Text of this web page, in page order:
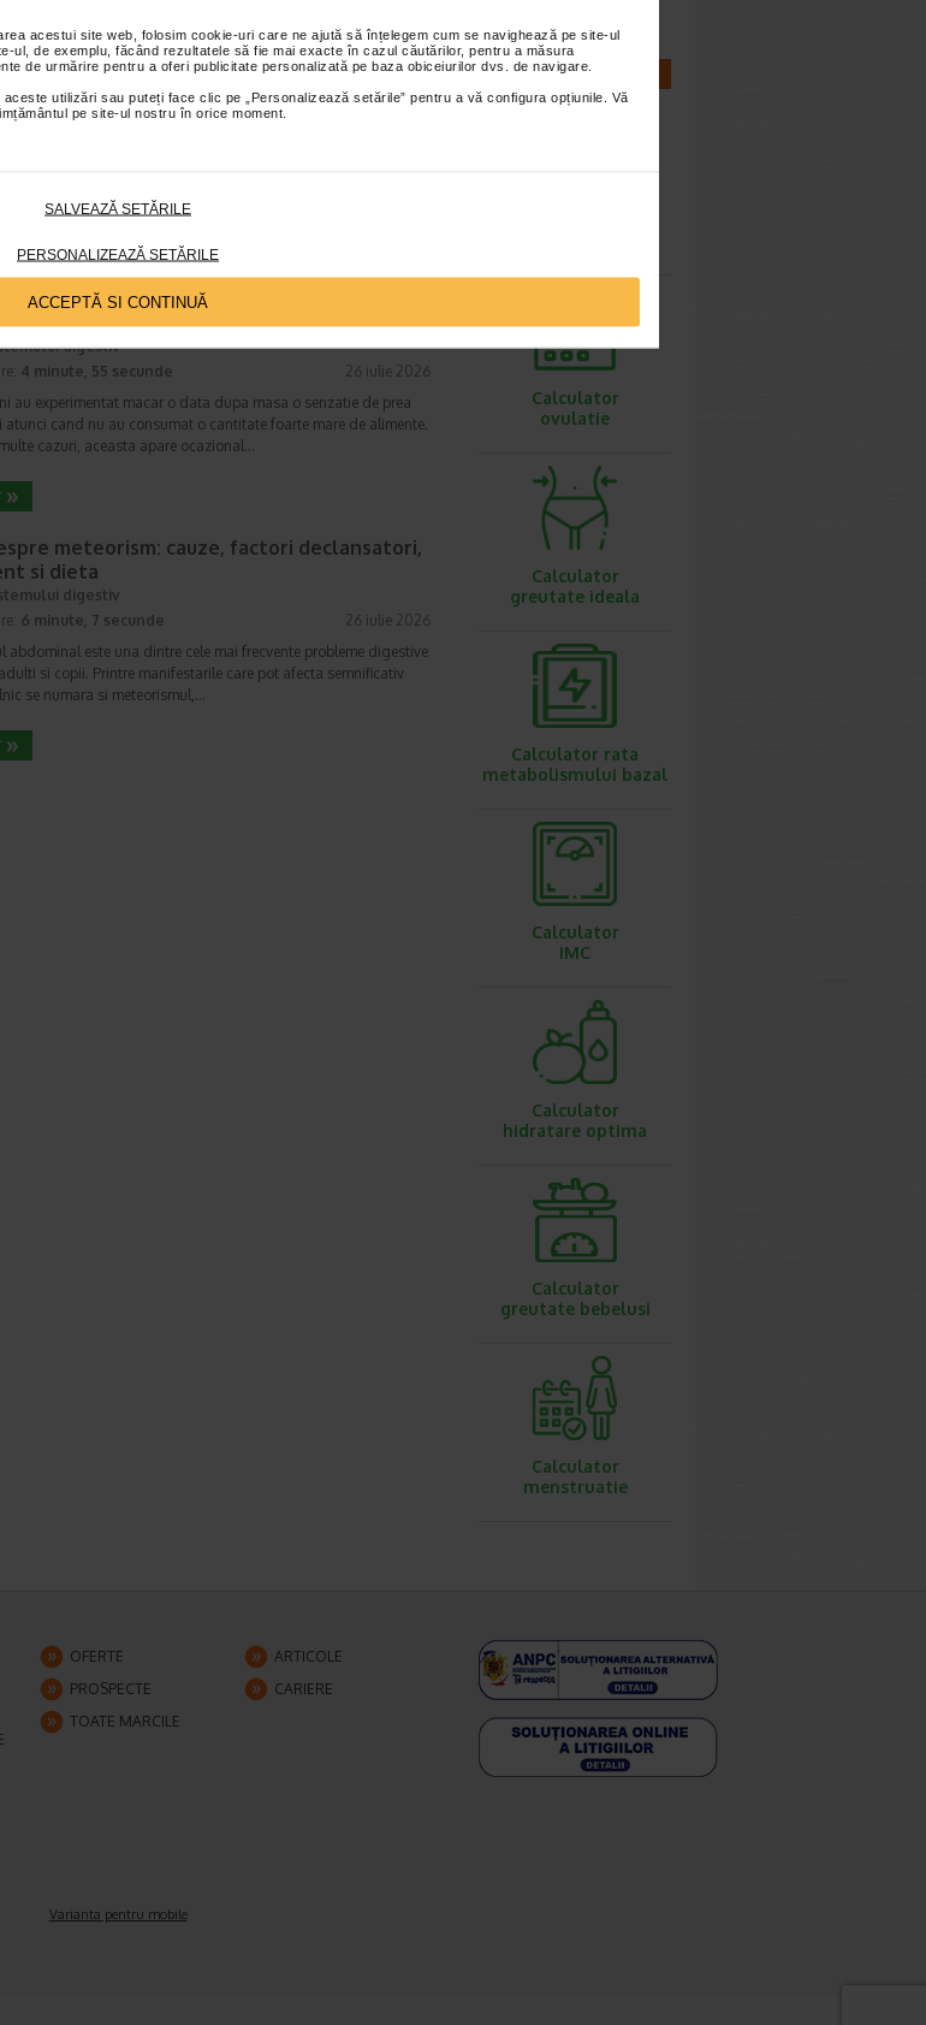
acestui site web, folosim cookie-uri care ne ajută să înțelegem cum se navighează pe site-ul
ul, de exemplu, făcând rezultatele să fie mai exacte în cazul căutărilor, pentru a măsura
de urmărire pentru a oferi publicitate personalizată pe baza obiceiurilor dvs. de navigare.
utilizări sau puteți face clic pe „Personalizează setările” pentru a vă configura opțiunile. Vă
pe site-ul nostru în orice moment.
SALVEAZĂ SETĂRILE
PERSONALIZEAZĂ SETĂRILE
ACCEPTĂ SI CONTINUĂ
cauze, factori declansatori si solutii
4 minute, 32 secunde
Enurezisul este considerat…
de prea plin: cand indica o afectiune si cum o
digestiv
4 minute, 55 secunde
26 iulie 2026
au experimentat macar o data dupa masa o senzatie de prea
atunci cand nu au consumat o cantitate foarte mare de alimente.
cazuri, aceasta apare ocazional…
meteorism: cauze, factori declansatori,
si dieta
digestiv
6 minute, 7 secunde
26 iulie 2026
abdominal este una dintre cele mai frecvente probleme digestive
si copii. Printre manifestarile care pot afecta semnificativ
se numara si meteorismul,…
CALCULATOARE
Calculator
ovulatie
Calculator
greutate ideala
Calculator rata
metabolismului bazal
Calculator
IMC
Calculator
hidratare optima
Calculator
greutate bebelusi
Calculator
menstruatie
OFERTE
ARTICOLE
PROSPECTE
CARIERE
TOATE MARCILE
Varianta pentru mobile